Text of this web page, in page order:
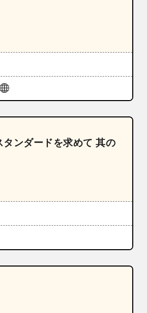
ンダードを求めて 其の